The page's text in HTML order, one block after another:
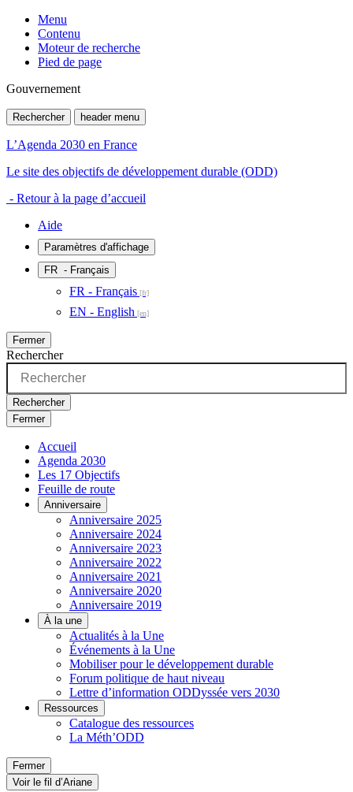
Menu
Contenu
Moteur de recherche
Pied de page
Gouvernement
Rechercher header menu
L’Agenda 2030 en France
Le site des objectifs de développement durable (ODD)
- Retour à la page d’accueil
Aide
Paramètres d'affichage
FR - Français
FR - Français
EN - English
Fermer
Rechercher
Rechercher
Fermer
Accueil
Agenda 2030
Les 17 Objectifs
Feuille de route
Anniversaire
Anniversaire 2025
Anniversaire 2024
Anniversaire 2023
Anniversaire 2022
Anniversaire 2021
Anniversaire 2020
Anniversaire 2019
À la une
Actualités à la Une
Événements à la Une
Mobiliser pour le développement durable
Forum politique de haut niveau
Lettre d’information ODDyssée vers 2030
Ressources
Catalogue des ressources
La Méth’ODD
Fermer
Voir le fil d’Ariane